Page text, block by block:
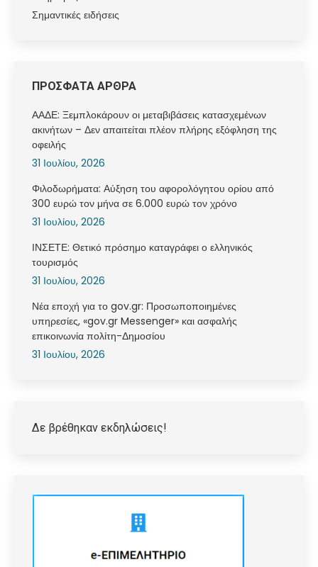
Σημαντικές ειδήσεις
ΠΡΟΣΦΑΤΑ ΑΡΘΡΑ
ΑΑΔΕ: Ξεμπλοκάρουν οι μεταβιβάσεις κατασχεμένων
ακινήτων – Δεν απαιτείται πλέον πλήρης εξόφληση της
οφειλής
31 Ιουλίου, 2026
Φιλοδωρήματα: Αύξηση του αφορολόγητου ορίου από
300 ευρώ τον μήνα σε 6.000 ευρώ τον χρόνο
31 Ιουλίου, 2026
ΙΝΣΕΤΕ: Θετικό πρόσημο καταγράφει ο ελληνικός
τουρισμός
31 Ιουλίου, 2026
Νέα εποχή για το gov.gr: Προσωποποιημένες
υπηρεσίες, «gov.gr Messenger» και ασφαλής
επικοινωνία πολίτη-Δημοσίου
31 Ιουλίου, 2026
Δε βρέθηκαν εκδηλώσεις!